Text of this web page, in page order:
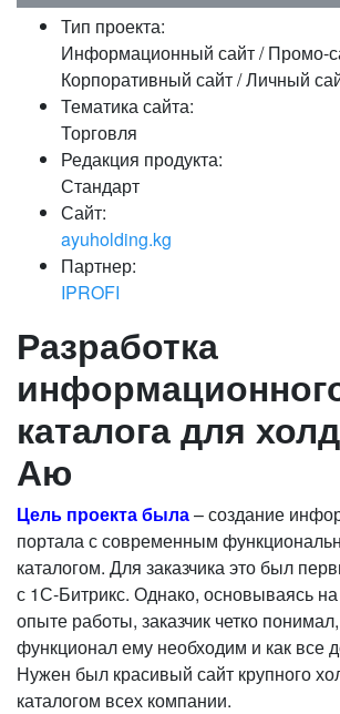
Забыли свой пароль?
или войдите с
Тип проекта:
Информационный сайт / Промо-
Корпоративный сайт / Личный
Тематика сайта:
Торговля
Редакция продукта:
Стандарт
Сайт:
ayuholding.kg
Партнер:
IPROFI
Разработка
каталога для
Аю
Цель проекта была– создание
портала с современным
каталогом. Для заказчика это был
с 1С-Битрикс. Однако, основываясь
опыте работы, заказчик четко
функционал ему необходим и как все
Нужен был красивый сайт крупного
каталогом всех компании.